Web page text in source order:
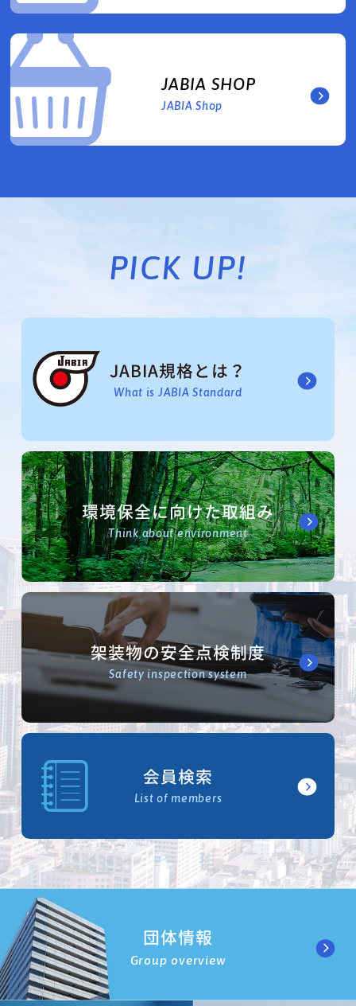
JABIA SHOP
JABIA Shop
PICK UP!
JABIA規格とは？
What is JABIA Standard
環境保全に向けた取組み
Think about environment
架装物の安全点検制度
Safety inspection system
会員検索
List of members
団体情報
Group overview